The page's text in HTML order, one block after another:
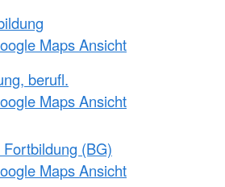
Maps Ansicht
berufl.
Maps Ansicht
(BG)
Maps Ansicht